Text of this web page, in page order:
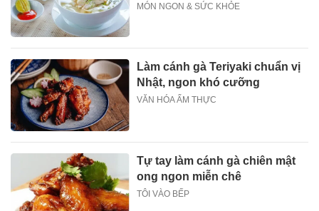
MÓN NGON & SỨC KHỎE
Làm cánh gà Teriyaki chuẩn vị
Nhật, ngon khó cưỡng
VĂN HÓA ẨM THỰC
Tự tay làm cánh gà chiên mật
ong ngon miễn chê
TÔI VÀO BẾP